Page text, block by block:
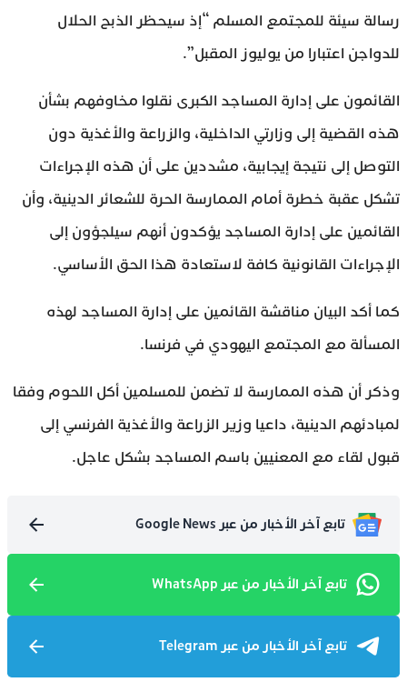
رسالة سيئة للمجتمع المسلم “إذ سيحظر الذبح الحلال
للدواجن اعتبارا من يوليوز المقبل”.
القائمون على إدارة المساجد الكبرى نقلوا مخاوفهم بشأن
هذه القضية إلى وزارتي الداخلية، والزراعة والأغذية دون
التوصل إلى نتيجة إيجابية، مشددين على أن هذه الإجراءات
تشكل عقبة خطرة أمام الممارسة الحرة للشعائر الدينية، وأن
القائمين على إدارة المساجد يؤكدون أنهم سيلجؤون إلى
الإجراءات القانونية كافة لاستعادة هذا الحق الأساسي.
كما أكد البيان مناقشة القائمين على إدارة المساجد لهذه
المسألة مع المجتمع اليهودي في فرنسا.
وذكر أن هذه الممارسة لا تضمن للمسلمين أكل اللحوم وفقا
لمبادئهم الدينية، داعيا وزير الزراعة والأغذية الفرنسي إلى
قبول لقاء مع المعنيين باسم المساجد بشكل عاجل.
تابع آخر الأخبار من عبر Google News
تابع آخر الأخبار من عبر WhatsApp
تابع آخر الأخبار من عبر Telegram